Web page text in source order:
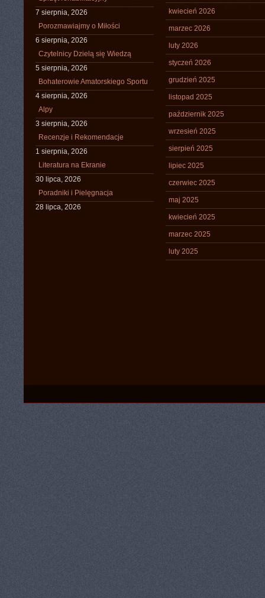
7 sierpnia, 2026
Porozmawiajmy o Miłości
6 sierpnia, 2026
Czytelnicy Dzielą się Wiedzą
5 sierpnia, 2026
Bohaterowie Amatorskiego Sportu
4 sierpnia, 2026
Alpy
3 sierpnia, 2026
Recenzje i Rekomendacje
1 sierpnia, 2026
Literatura na Ekranie
30 lipca, 2026
Poradniki i Pielęgnacja
28 lipca, 2026
kwiecień 2026
marzec 2026
luty 2026
styczeń 2026
grudzień 2025
listopad 2025
październik 2025
wrzesień 2025
sierpień 2025
lipiec 2025
czerwiec 2025
maj 2025
kwiecień 2025
marzec 2025
luty 2025